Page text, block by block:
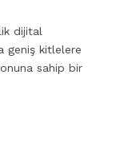
dijital
geniş kitlelere
sahip bir